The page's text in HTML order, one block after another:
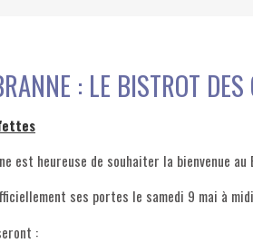
: LE BISTROT DES
est heureuse de souhaiter la bienvenue
ses portes le samedi 9 mai à
: